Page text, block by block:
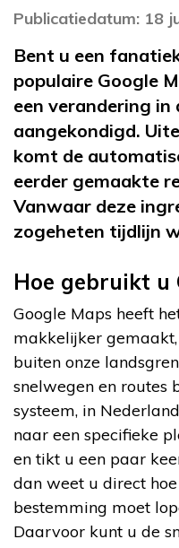
Publicatiedatum: 18
Bent u een
populaire Google
een verandering in
aangekondigd.
komt de
eerder gemaakte
Vanwaar deze
zogeheten tijdlijn
Hoe gebruikt u
Google Maps heeft
makkelijker
buiten onze
snelwegen en routes
systeem, in
naar een specifieke
en tikt u een paar
dan weet u direct
bestemming moet
Daarvoor kunt u de